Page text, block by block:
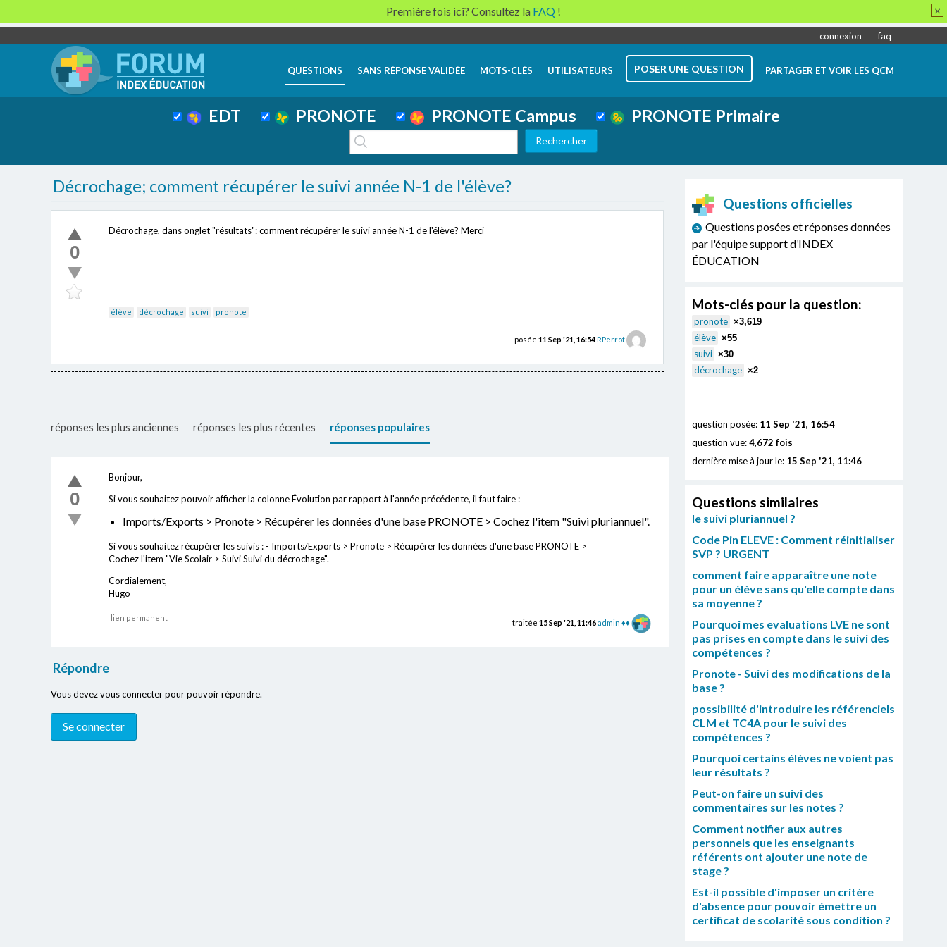
connexion faq
QUESTIONS SANS RÉPONSE VALIDÉE MOTS-CLÉS UTILISATEURS POSER UNE QUESTION PARTAGER ET VOIR LES QCM
EDT PRONOTE PRONOTE Campus PRONOTE Primaire
Décrochage; comment récupérer le suivi année N-1 de l'élève?
0
Décrochage, dans onglet "résultats": comment récupérer le suivi année N-1 de l'élève? Merci
élève décrochage suivi pronote
posée 11 Sep '21, 16:54RPerrot
réponses les plus anciennes réponses les plus récentes réponses populaires
0
Bonjour,
Si vous souhaitez pouvoir afficher la colonne Évolution par rapport à l'année précédente, il faut faire :
Imports/Exports > Pronote > Récupérer les données d'une base PRONOTE > Cochez l'item "Suivi pluriannuel".
Si vous souhaitez récupérer les suivis : - Imports/Exports > Pronote > Récupérer les données d'une base PRONOTE >
Cochez l'item "Vie Scolair > Suivi Suivi du décrochage".
Cordialement,
Hugo
lien permanent
traitée 15 Sep '21, 11:46admin ♦♦
Répondre
Vous devez vous connecter pour pouvoir répondre.
Questions officielles
Questions posées et réponses données
par l'équipe support d’INDEX
ÉDUCATION
Mots-clés pour la question:
pronote ×3,619
élève ×55
suivi ×30
décrochage ×2
question posée: 11 Sep '21, 16:54
question vue:4,672 fois
dernière mise à jour le: 15 Sep '21, 11:46
Questions similaires
le suivi pluriannuel ?
Code Pin ELEVE : Comment réinitialiser
SVP ? URGENT
comment faire apparaître une note
pour un élève sans qu'elle compte dans
sa moyenne ?
Pourquoi mes evaluations LVE ne sont
pas prises en compte dans le suivi des
compétences ?
Pronote - Suivi des modifications de la
base ?
possibilité d'introduire les référenciels
CLM et TC4A pour le suivi des
compétences ?
Pourquoi certains élèves ne voient pas
leur résultats ?
Peut-on faire un suivi des
commentaires sur les notes ?
Comment notifier aux autres
personnels que les enseignants
référents ont ajouter une note de
stage ?
Est-il possible d'imposer un critère
d'absence pour pouvoir émettre un
certificat de scolarité sous condition ?
Première fois ici? Consultez la FAQ ! ×